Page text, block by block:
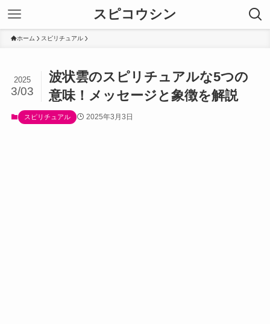
スピコウシン
ホーム スピリチュアル
波状雲のスピリチュアルな5つの
意味！メッセージと象徴を解説
2025
3/03
スピリチュアル 2025年3月3日